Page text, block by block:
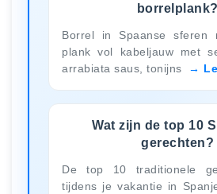
borrelplank?
Borrel in Spaanse sferen
plank vol kabeljauw met
arrabiata saus, tonijns
Wat zijn de top 10
gerechten?
De top 10 traditionele
tijdens je vakantie in